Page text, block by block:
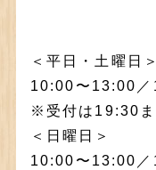
＜平日・土曜日＞
10:00〜13:00
※受付は19:30
＜日曜日＞
10:00〜13:00